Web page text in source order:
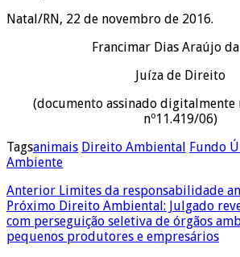
Natal/RN, 22 de novembro de 2016.
Francimar Dias Araújo
Juíza de Direito
(documento assinado digitalmente
nº11.419/06)
Tagsanimais Direito Ambiental
Fundo
Ambiente
Anterior Limites da responsabilidade
Próximo Direito Ambiental: Julgado
com perseguição seletiva de órgãos
pequenos produtores e empresários